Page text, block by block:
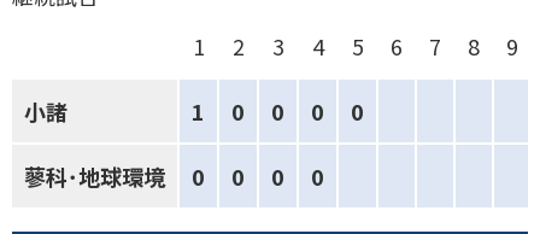
1
2 3 4 5 6 7 8 9
小諸 1 0 0 0 0
蓼科･地球環境 0 0 0 0